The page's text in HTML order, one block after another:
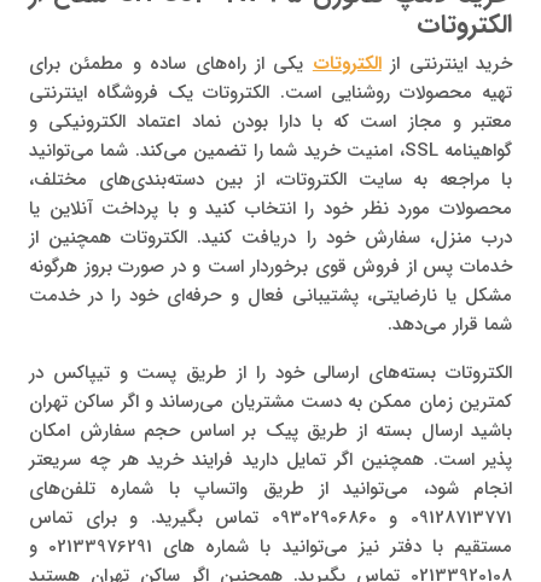
الکتروتات
خرید اینترنتی از الکتروتاتیکی از راه‌های ساده و مطمئن برای
تهیه محصولات روشنایی است. الکتروتات یک فروشگاه اینترنتی
معتبر و مجاز است که با دارا بودن نماد اعتماد الکترونیکی و
گواهینامه SSL، امنیت خرید شما را تضمین می‌کند. شما می‌توانید
با مراجعه به سایت الکتروتات، از بین دسته‌بندی‌های مختلف،
محصولات مورد نظر خود را انتخاب کنید و با پرداخت آنلاین یا
درب منزل، سفارش خود را دریافت کنید. الکتروتات همچنین از
خدمات پس از فروش قوی برخوردار است و در صورت بروز هرگونه
مشکل یا نارضایتی، پشتیبانی فعال و حرفه‌ای خود را در خدمت
شما قرار می‌دهد.
الکتروتات بسته‌های ارسالی خود را از طریق پست و تیپاکس در
کمترین زمان ممکن به دست مشتریان می‌رساند و اگر ساکن تهران
باشید ارسال بسته از طریق پیک بر اساس حجم سفارش امکان
پذیر است. همچنین اگر تمایل دارید فرایند خرید هر چه سریعتر
انجام شود، می‌توانید از طریق واتساپ با شماره‌ تلفن‌های
09128713771 و 09302906860 تماس بگیرید. و برای تماس
مستقیم با دفتر نیز می‌توانید با شماره های 02133976291 و